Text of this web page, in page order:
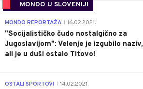
MONDO U SLOVENIJI
MONDO REPORTAŽA 16.02.2021.
"Socijalističko čudo nostalgično za
Jugoslavijom": Velenje je izgubilo naziv,
ali je u duši ostalo Titovo!
OSTALI SPORTOVI 14.02.2021.